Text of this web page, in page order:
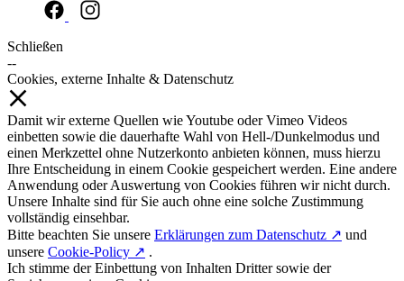
Schließen
--
Cookies, externe Inhalte & Datenschutz
Damit wir externe Quellen wie Youtube oder Vimeo Videos
einbetten sowie die dauerhafte Wahl von Hell-/Dunkelmodus und
einen Merkzettel ohne Nutzerkonto anbieten können, muss hierzu
Ihre Entscheidung in einem Cookie gespeichert werden. Eine andere
Anwendung oder Auswertung von Cookies führen wir nicht durch.
Unsere Inhalte sind für Sie auch ohne eine solche Zustimmung
vollständig einsehbar.
Bitte beachten Sie unsere Erklärungen zum Datenschutz ↗ und
unsere Cookie-Policy ↗ .
Ich stimme der Einbettung von Inhalten Dritter sowie der